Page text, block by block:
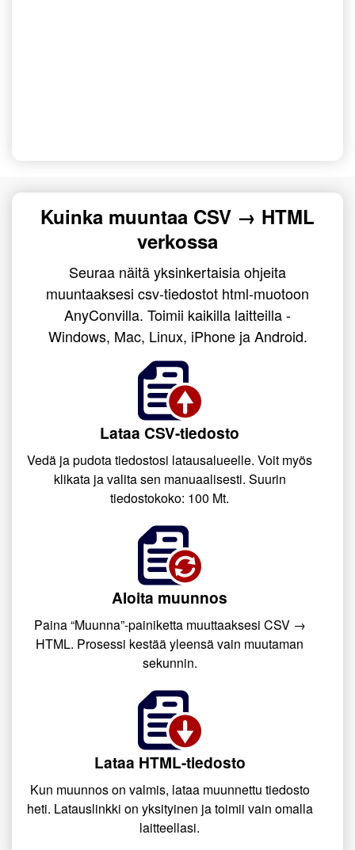
Kuinka muuntaa CSV → HTML
verkossa
Seuraa näitä yksinkertaisia ohjeita
muuntaaksesi csv-tiedostot html-muotoon
AnyConvilla. Toimii kaikilla laitteilla -
Windows, Mac, Linux, iPhone ja Android.
Lataa CSV-tiedosto
Vedä ja pudota tiedostosi latausalueelle. Voit myös
klikata ja valita sen manuaalisesti. Suurin
tiedostokoko: 100 Mt.
Aloita muunnos
Paina “Muunna”-painiketta muuttaaksesi CSV →
HTML. Prosessi kestää yleensä vain muutaman
sekunnin.
Lataa HTML-tiedosto
Kun muunnos on valmis, lataa muunnettu tiedosto
heti. Latauslinkki on yksityinen ja toimii vain omalla
laitteellasi.